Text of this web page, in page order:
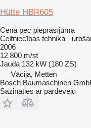
Hütte HBR605
Cena pēc pieprasījuma
Celtniecības tehnika -
2006
12 800 m/st
Jauda 132 kW (180 ZS)
Vācija, Metten
Bosch Baumaschinen
Sazināties ar pārdevēju